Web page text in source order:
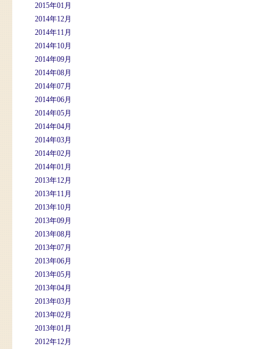
2015年01月
2014年12月
2014年11月
2014年10月
2014年09月
2014年08月
2014年07月
2014年06月
2014年05月
2014年04月
2014年03月
2014年02月
2014年01月
2013年12月
2013年11月
2013年10月
2013年09月
2013年08月
2013年07月
2013年06月
2013年05月
2013年04月
2013年03月
2013年02月
2013年01月
2012年12月